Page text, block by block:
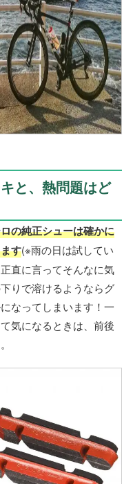
と、熱問題はど
の純正シューは確かに
す(※雨の日は試してい
直に言ってそんなに気
りで溶けるようならグ
なってしまいます！一
気になるときは、前後